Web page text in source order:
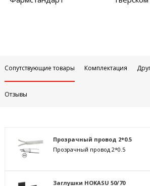
Сопутствующие товары Комплектация
Отзывы
Прозрачный провод 2*0.5
Прозрачный провод 2*0.5
Заглушки HOKASU 50/70